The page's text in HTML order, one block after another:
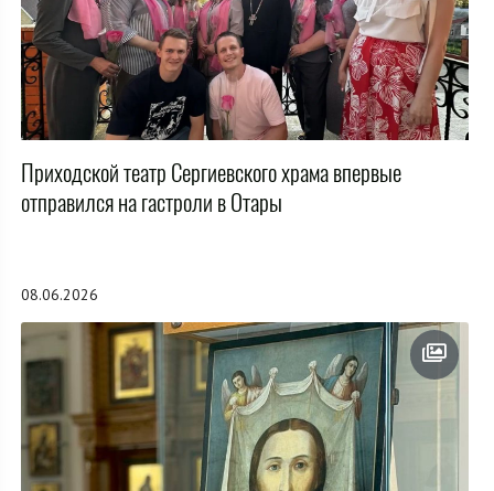
Приходской театр Сергиевского храма впервые
отправился на гастроли в Отары
08.06.2026